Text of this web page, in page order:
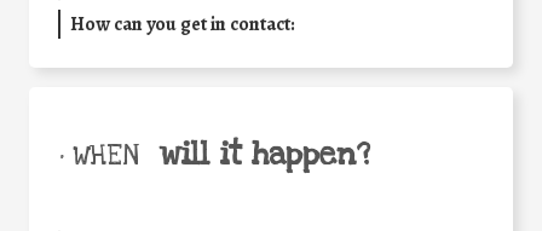
How can you get in contact:
• WHEN will it happen?